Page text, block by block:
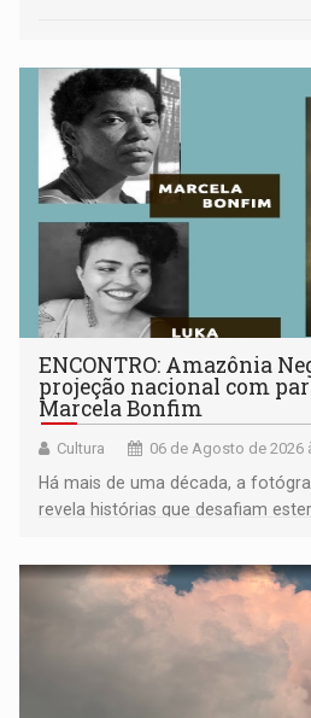
ENCONTRO: Amazônia
projeção nacional com
Marcela Bonfim
Cultura 06 de Agosto de 2026
Há mais de uma década, a
revela histórias que desafiam
negras